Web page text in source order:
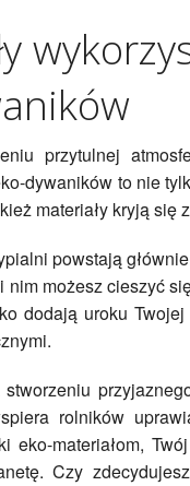
przytulnej
dywaników to nie
materiały kryją
powstają
nim możesz cieszyć
dodają uroku
rolników
eko-materiałom,
Czy